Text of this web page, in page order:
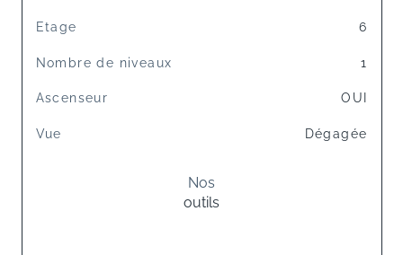
Etage 6
Nombre de niveaux 1
Ascenseur OUI
Vue Dégagée
Nos
outils